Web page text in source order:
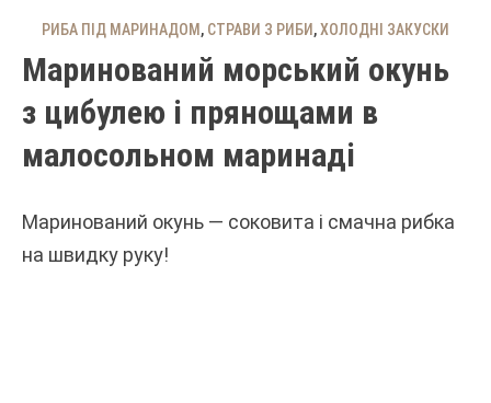
РИБА ПІД МАРИНАДОМ , СТРАВИ З РИБИ ,ХОЛОДНІ ЗАКУСКИ
Маринований морський окунь
з цибулею і прянощами в
малосольном маринаді
Маринований окунь — соковита і смачна рибка
на швидку руку!